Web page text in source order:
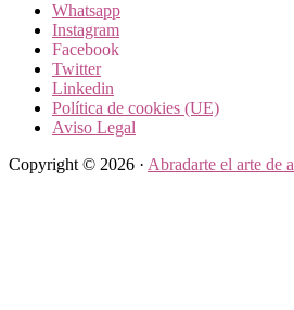
Whatsapp
Instagram
Facebook
Twitter
Linkedin
Política de cookies (UE)
Aviso Legal
Copyright © 2026 · Abradarte el arte de